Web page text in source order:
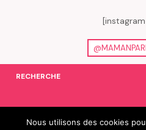
RECHERCHE
ON EN PARLE…
Nous utilisons des cookies